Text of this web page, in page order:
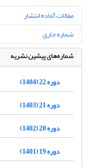
مقالات آماده انتشار
شماره جاری
شماره‌های پیشین نشریه
دوره 22 (1404)
دوره 21 (1403)
دوره 20 (1402)
دوره 19 (1401)